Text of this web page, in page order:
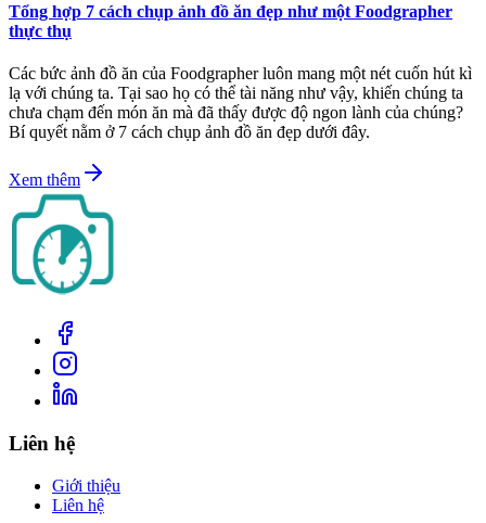
Tổng hợp 7 cách chụp ảnh đồ ăn đẹp như một Foodgrapher
thực thụ
Các bức ảnh đồ ăn của Foodgrapher luôn mang một nét cuốn hút kì
lạ với chúng ta. Tại sao họ có thể tài năng như vậy, khiến chúng ta
chưa chạm đến món ăn mà đã thấy được độ ngon lành của chúng?
Bí quyết nằm ở 7 cách chụp ảnh đồ ăn đẹp dưới đây.
Xem thêm
Liên hệ
Giới thiệu
Liên hệ